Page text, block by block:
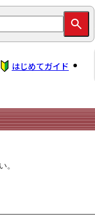
はじめてガイド
。